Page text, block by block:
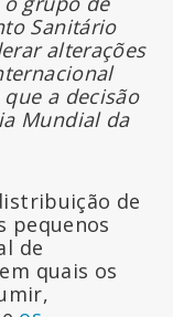
Sanitário
alterações
que a decisão
Mundial da
de
pequenos
de
quais os